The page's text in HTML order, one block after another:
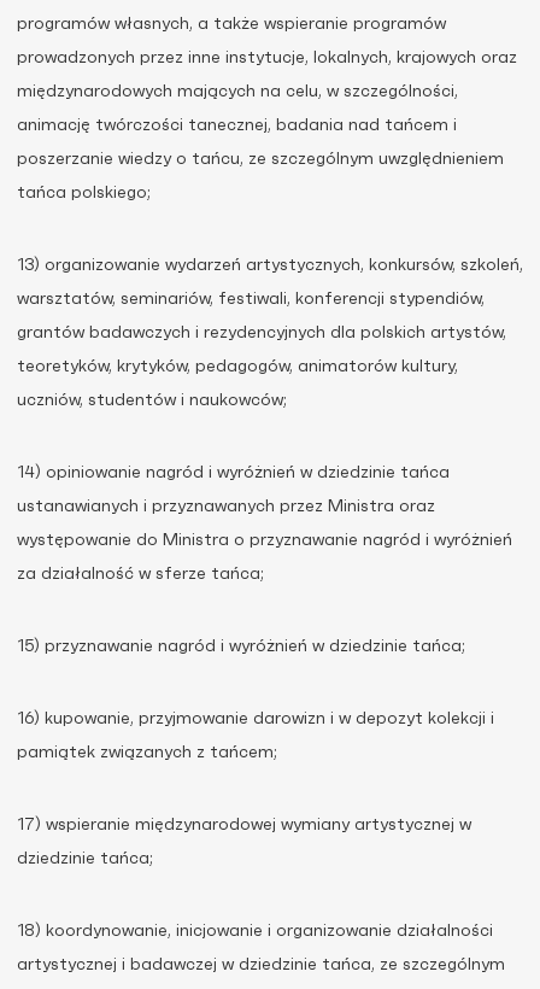
programów własnych, a także wspieranie programów
prowadzonych przez inne instytucje, lokalnych, krajowych oraz
międzynarodowych mających na celu, w szczególności,
animację twórczości tanecznej, badania nad tańcem i
poszerzanie wiedzy o tańcu, ze szczególnym uwzględnieniem
tańca polskiego;
13) organizowanie wydarzeń artystycznych, konkursów, szkoleń,
warsztatów, seminariów, festiwali, konferencji stypendiów,
grantów badawczych i rezydencyjnych dla polskich artystów,
teoretyków, krytyków, pedagogów, animatorów kultury,
uczniów, studentów i naukowców;
14) opiniowanie nagród i wyróżnień w dziedzinie tańca
ustanawianych i przyznawanych przez Ministra oraz
występowanie do Ministra o przyznawanie nagród i wyróżnień
za działalność w sferze tańca;
15) przyznawanie nagród i wyróżnień w dziedzinie tańca;
16) kupowanie, przyjmowanie darowizn i w depozyt kolekcji i
pamiątek związanych z tańcem;
17) wspieranie międzynarodowej wymiany artystycznej w
dziedzinie tańca;
18) koordynowanie, inicjowanie i organizowanie działalności
artystycznej i badawczej w dziedzinie tańca, ze szczególnym